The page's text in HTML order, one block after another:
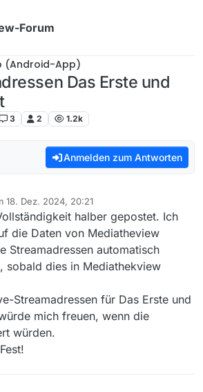
Forum
(Android-App)
Das Erste und
3 2 1.2k
Anmelden zum Antworten
18. Dez. 2024, 20:21
von
halber gepostet. Ich
die Daten von Mediatheview
Streamadressen automatisch
sobald dies in Mediathekview
Streamadressen für Das Erste und
mich freuen, wenn die
würden.